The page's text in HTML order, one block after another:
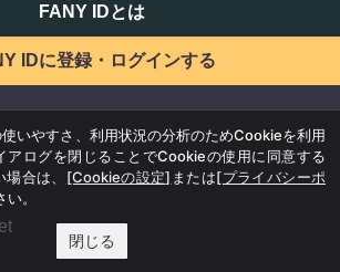
FANY IDとは
IDに登録・ログインする
いやすさ、利用状況の分析のためCookieを利用
アログを閉じることでCookieの使用に同意する
合は、 [Cookieの設定] または[プライバシーポ
。
閉じる